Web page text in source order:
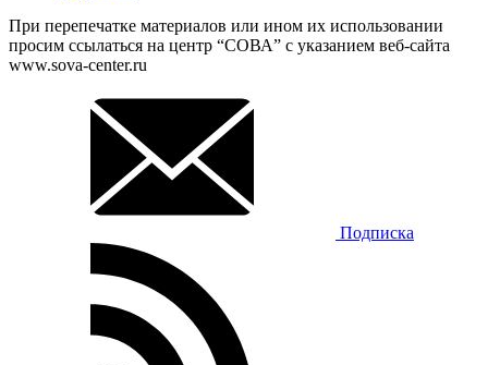
При перепечатке материалов или ином их использовании
просим ссылаться на центр “СОВА” с указанием веб-сайта
www.sova-center.ru
Подписка